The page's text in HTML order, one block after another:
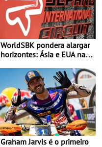
WorldSBK pondera alargar
horizontes: Ásia e EUA na
Graham Jarvis é o primeiro